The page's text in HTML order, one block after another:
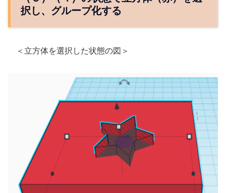
択し、グループ化する
＜立方体を選択した状態の図＞